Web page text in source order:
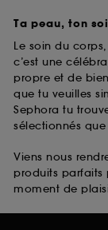
Ta peau, ton
Le soin du
c’est une
propre et de
que tu veuilles
Sephora tu
sélectionnés
Viens nous
produits parfaits
moment de